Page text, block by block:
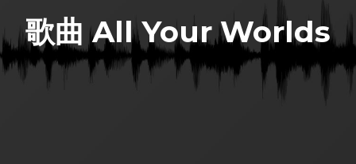
歌曲 All Your Worlds